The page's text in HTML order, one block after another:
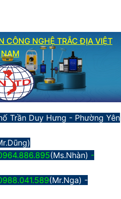
CÔNG NGHỆ TRẮC ĐỊA VIỆT
NAM
Trần Duy Hưng - Phường Yên
(Ms.Nhàn) -
(Mr.Nga) -